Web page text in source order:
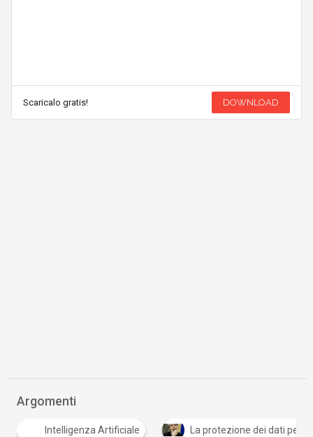
Scaricalo gratis! DOWNLOAD
Argomenti
La protezione dei dati personali in Italia e in Europa M